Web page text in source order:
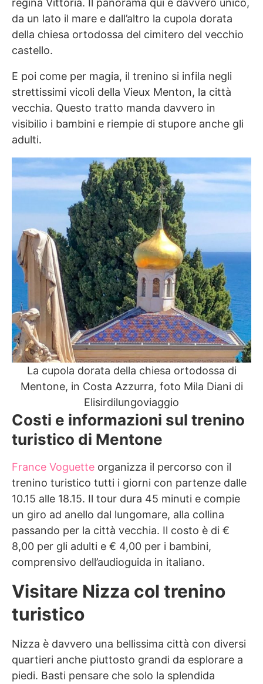
regina Vittoria. Il panorama qui è davvero unico,
da un lato il mare e dall’altro la cupola dorata
della chiesa ortodossa del cimitero del vecchio
castello.
E poi come per magia, il trenino si infila negli
strettissimi vicoli della Vieux Menton, la città
vecchia. Questo tratto manda davvero in
visibilio i bambini e riempie di stupore anche gli
adulti.
La cupola dorata della chiesa ortodossa di
Mentone, in Costa Azzurra, foto Mila Diani di
Elisirdilungoviaggio
Costi e informazioni sul trenino
turistico di Mentone
France Voguette organizza il percorso con il
trenino turistico tutti i giorni con partenze dalle
10.15 alle 18.15. Il tour dura 45 minuti e compie
un giro ad anello dal lungomare, alla collina
passando per la città vecchia. Il costo è di €
8,00 per gli adulti e € 4,00 per i bambini,
comprensivo dell’audioguida in italiano.
Visitare Nizza col trenino
turistico
Nizza è davvero una bellissima città con diversi
quartieri anche piuttosto grandi da esplorare a
piedi. Basti pensare che solo la splendida